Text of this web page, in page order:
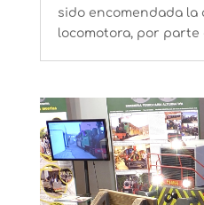
sido encomendada
locomotora, por parte